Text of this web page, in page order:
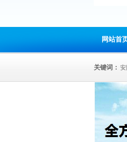
网站首
关键词： 安